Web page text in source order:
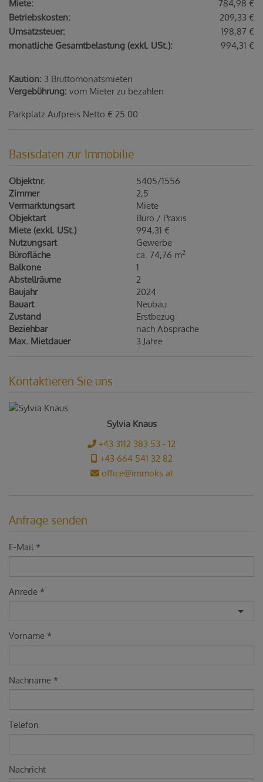
Miete:
784,98 €
Betriebskosten:
209,33 €
Umsatzsteuer:
198,87 €
monatliche Gesamtbelastung (exkl. USt.):
994,31 €
Kaution: 3 Bruttomonatsmieten
Vergebührung: vom Mieter zu bezahlen
Parkplatz Aufpreis Netto € 25.00
Basisdaten zur Immobilie
Objektnr.
5405/1556
Zimmer
2,5
Vermarktungsart
Miete
Objektart
Büro / Praxis
Miete (exkl. USt.)
994,31 €
Nutzungsart
Gewerbe
Bürofläche
ca. 74,76 m2
Balkone
1
Abstellräume
2
Baujahr
2024
Bauart
Neubau
Zustand
Erstbezug
Beziehbar
nach Absprache
Max. Mietdauer
3 Jahre
Kontaktieren Sie uns
Sylvia Knaus
+43 3112 383 53 - 12
+43 664 541 32 82
office@immoks.at
Anfrage senden
E-Mail
Anrede
Vorname
Nachname
Telefon
Nachricht